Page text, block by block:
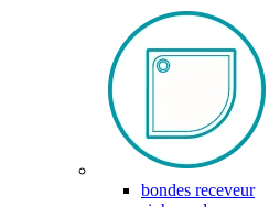
bondes receveur